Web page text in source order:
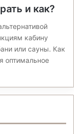
и как?
кабину
или сауны. Как
оптимальное